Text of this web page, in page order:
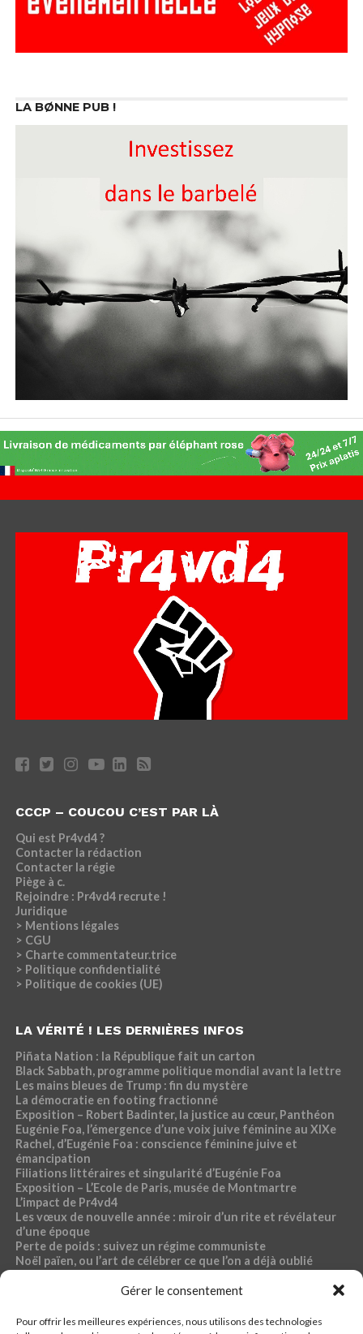
Gérer le consentement
Pour offrir les meilleures expériences, nous utilisons des technologies
LA BØNNE PUB !
CCCP – COUCOU C’EST PAR LÀ
Qui est Pr4vd4 ?
Contacter la rédaction
Contacter la régie
Piège à c.
Rejoindre : Pr4vd4 recrute !
Juridique
> Mentions légales
> CGU
> Charte commentateur.trice
> Politique confidentialité
> Politique de cookies (UE)
LA VÉRITÉ ! LES DERNIÈRES INFOS
Piñata Nation : la République fait un carton
Black Sabbath, programme politique mondial avant la lettre
Les mains bleues de Trump : fin du mystère
La démocratie en footing fractionné
Exposition – Robert Badinter, la justice au cœur, Panthéon
Eugénie Foa, l’émergence d’une voix juive féminine au XIXe
Rachel, d’Eugénie Foa : conscience féminine juive et
émancipation
Filiations littéraires et singularité d’Eugénie Foa
Exposition – L’Ecole de Paris, musée de Montmartre
L’impact de Pr4vd4
Les vœux de nouvelle année : miroir d’un rite et révélateur
d’une époque
Perte de poids : suivez un régime communiste
Noël païen, ou l’art de célébrer ce que l’on a déjà oublié
Dossier « Café du commerce »